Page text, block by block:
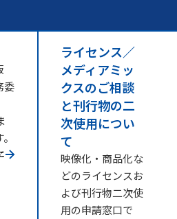
委
ライセンス／
メディアミッ
クスのご相談
と刊行物の二
次使用につい
て
映像化・商品化な
どのライセンスお
よび刊行物二次使
用の申請窓口で